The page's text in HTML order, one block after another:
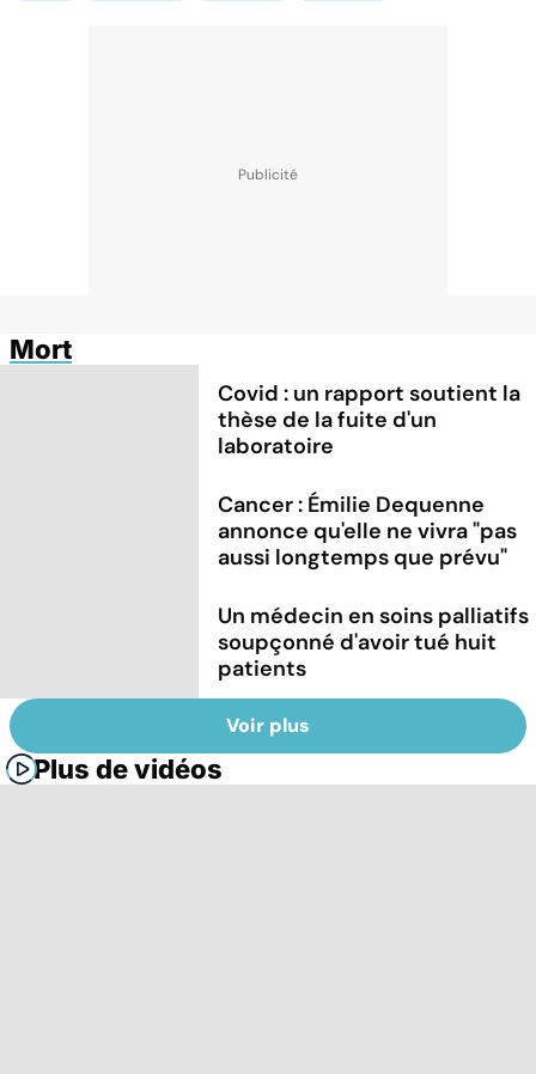
Mort
Covid : un rapport soutient la
thèse de la fuite d'un
laboratoire
Cancer : Émilie Dequenne
annonce qu'elle ne vivra "pas
aussi longtemps que prévu"
Un médecin en soins palliatifs
soupçonné d'avoir tué huit
patients
Voir plus
Plus de vidéos